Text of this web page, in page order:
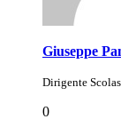
Giuseppe
Dirigente
0